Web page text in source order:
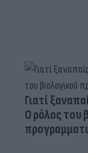
Γιατί
Ο ρόλος του